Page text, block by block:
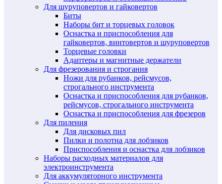
Для шуруповертов и гайковертов
Биты
Наборы бит и торцевых головок
Оснастка и приспособления для
гайковертов, винтовертов и шуруповертов
Торцевые головки
Адаптеры и магнитные держатели
Для фрезерования и строгания
Ножи для рубанков, рейсмусов,
строгального инструмента
Оснастка и приспособления для рубанков,
рейсмусов, строгального инструмента
Оснастка и приспособления для фрезеров
Для пиления
Для дисковых пил
Пилки и полотна для лобзиков
Приспособления и оснастка для лобзиков
Наборы расходных материалов для
электроинструмента
Для аккумуляторного инструмента